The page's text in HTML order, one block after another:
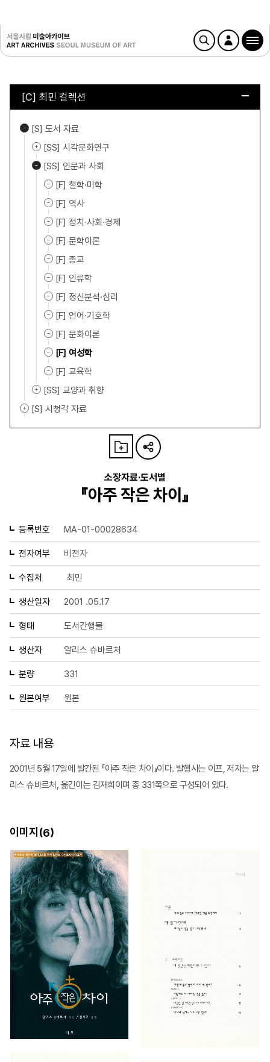
[C] 최민 컬렉션
[S] 도서 자료
[SS] 시각문화연구
[SS] 인문과 사회
[F] 철학·미학
[F] 역사
[F] 정치·사회·경제
[F] 문학이론
[F] 종교
[F] 인류학
[F] 정신분석·심리
[F] 언어·기호학
[F] 문화이론
[F] 여성학
[F] 교육학
[SS] 교양과 취향
[S] 시청각 자료
소장자료·도서별
『아주 작은 차이』
등록번호 MA-01-00028634
전자여부 비전자
수집처 최민
생산일자 2001 .05.17
형태 도서간행물
생산자 알리스 슈바르처
분량 331
원본여부 원본
자료 내용
2001년 5월 17일에 발간된 『아주 작은 차이』이다. 발행사는 이프, 저자는 알
리스 슈바르처, 옮긴이는 김재희이며 총 331쪽으로 구성되어 있다.
이미지(6)